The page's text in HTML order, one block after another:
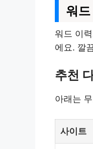
워
워드 이
에요. 깔
추천
아래는
사이트